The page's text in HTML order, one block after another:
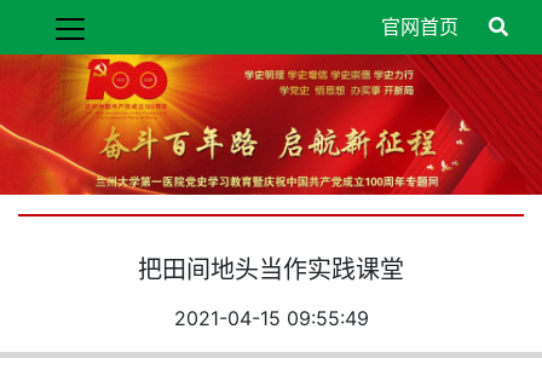
官网首页
把田间地头当作实践课堂
2021-04-15 09:55:49